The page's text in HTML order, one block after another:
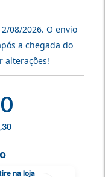
08/2026. O envio
a chegada do
alterações!